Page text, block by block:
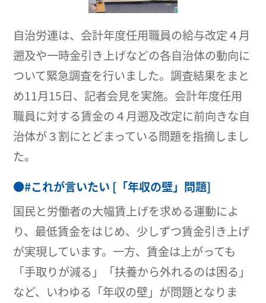
自治労連は、会計年度任用職員の給与改定４月
遡及や一時金引き上げなどの各自治体の動向に
ついて緊急調査を行いました。調査結果をまと
め11月15日、記者会見を実施。会計年度任用
職員に対する賃金の４月遡及改定に前向きな自
治体が３割にとどまっている問題を指摘しまし
た。
●#これが言いたい [「年収の壁」問題]
国民と労働者の大幅賃上げを求める運動によ
り、最低賃金をはじめ、少しずつ賃金引き上げ
が実現しています。一方、賃金は上がっても
「手取りが減る」「扶養から外れるのは困る」
など、いわゆる「年収の壁」が問題となりま